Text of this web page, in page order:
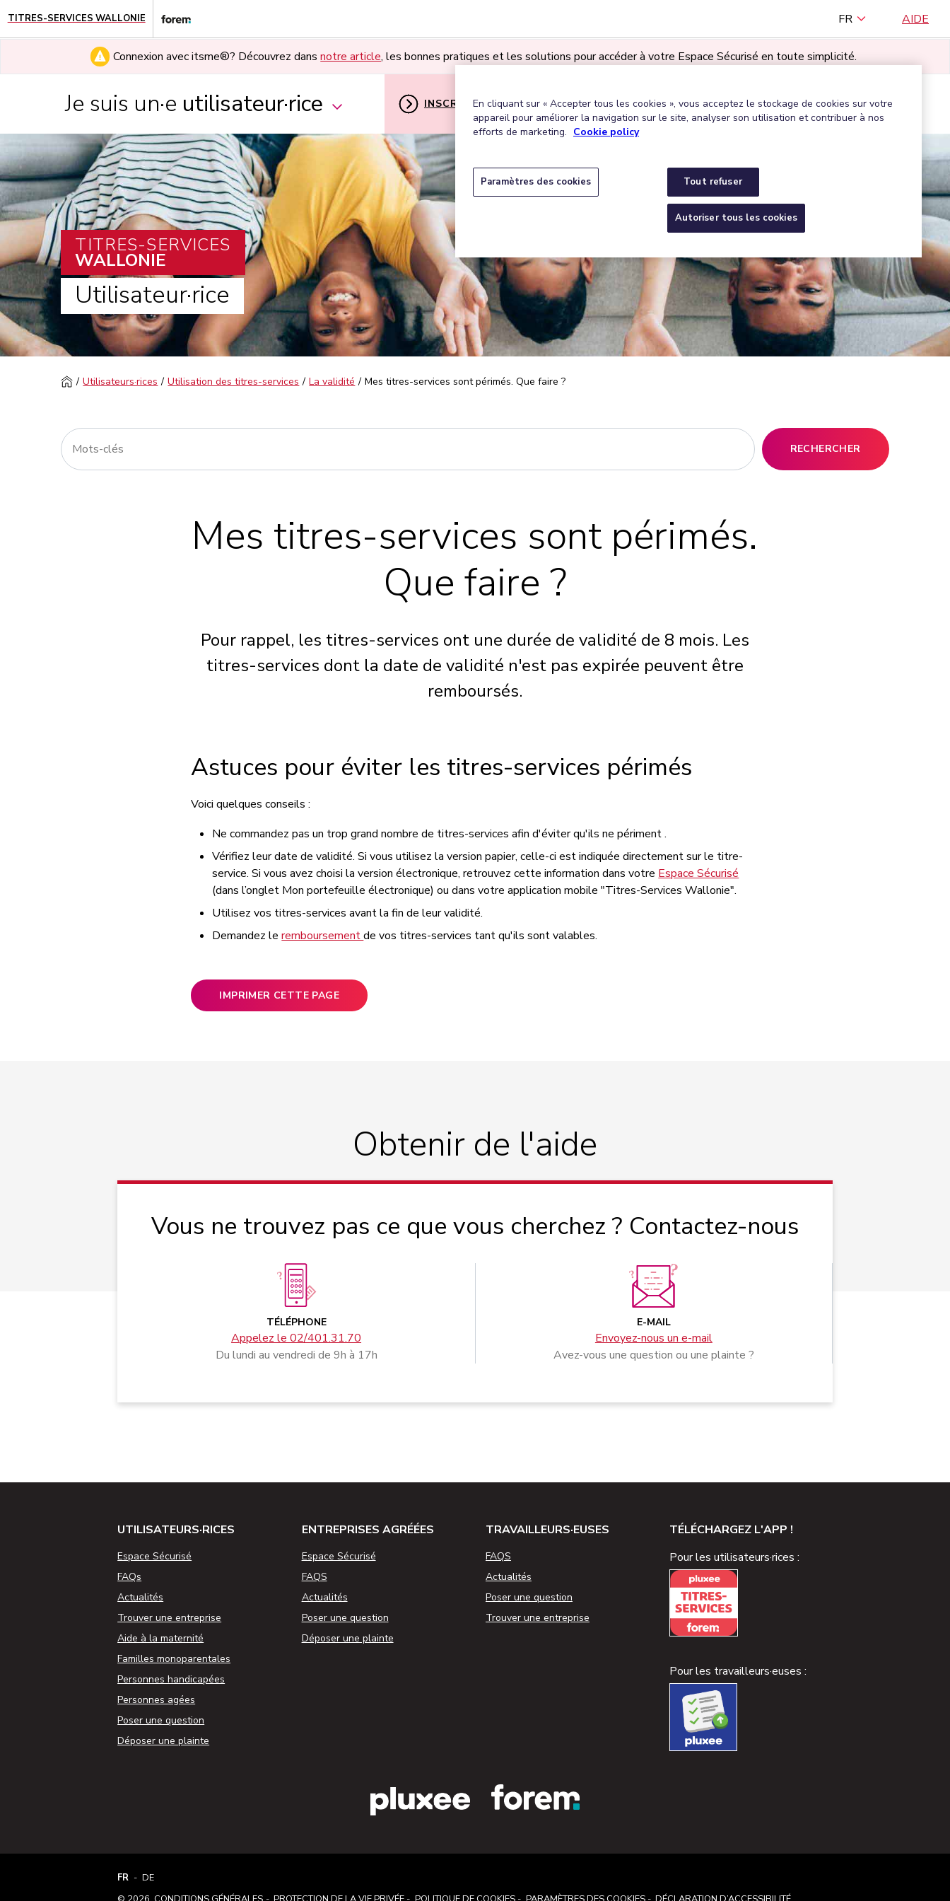
TITRES-SERVICES WALLONIE FR AIDE
Connexion avec itsme®? Découvrez dansnotre article, les bonnes pratiques et les solutions pour accéder à votre Espace Sécurisé en toute simplicité.
Je suis un·e utilisateur·rice INSCRIPTION
MON ESPACE UTILISATEUR·RICE
Trouver une entreprise agréée
TITRES-SERVICES
WALLONIE
Utilisateur·rice
Utilisateurs·rices Utilisation des titres-services La validité Mes titres-services sont périmés. Que faire ?
RECHERCHER
Mes titres-services sont périmés.
Que faire ?
Pour rappel, les titres-services ont une durée de validité de 8 mois. Les
titres-services dont la date de validité n'est pas expirée peuvent être
remboursés.
Astuces pour éviter les titres-services périmés
Voici quelques conseils :
Ne commandez pas un trop grand nombre de titres-services afin d'éviter qu'ils ne périment .
Vérifiez leur date de validité. Si vous utilisez la version papier, celle-ci est indiquée directement sur le titre-
service. Si vous avez choisi la version électronique, retrouvez cette information dans votre Espace Sécurisé
(dans l’onglet Mon portefeuille électronique) ou dans votre application mobile "Titres-Services Wallonie".
Utilisez vos titres-services avant la fin de leur validité.
Demandez leremboursementde vos titres-services tant qu'ils sont valables.
IMPRIMER CETTE PAGE
Obtenir de l'aide
Vous ne trouvez pas ce que vous cherchez ? Contactez-nous
TÉLÉPHONE
Appelez le 02/401.31.70
Du lundi au vendredi de 9h à 17h
E-MAIL
Envoyez-nous un e-mail
Avez-vous une question ou une plainte ?
UTILISATEURS·RICES
Espace Sécurisé
FAQs
Actualités
Trouver une entreprise
Aide à la maternité
Familles monoparentales
Personnes handicapées
Personnes agées
Poser une question
Déposer une plainte
ENTREPRISES AGRÉÉES
Espace Sécurisé
FAQS
Actualités
Poser une question
Déposer une plainte
TRAVAILLEURS·EUSES
FAQS
Actualités
Poser une question
Trouver une entreprise
TÉLÉCHARGEZ L'APP !
Pour les utilisateurs·rices :
Pour les travailleurs·euses :
FR FRENCH (BELGIUM)
DEDEUTSCH (BELGIEN)
En cliquant sur « Accepter tous les cookies », vous acceptez le stockage de cookies sur votre
appareil pour améliorer la navigation sur le site, analyser son utilisation et contribuer à nos
efforts de marketing. Cookie policy
Tout refuser
Autoriser tous les cookies
Paramètres des cookies